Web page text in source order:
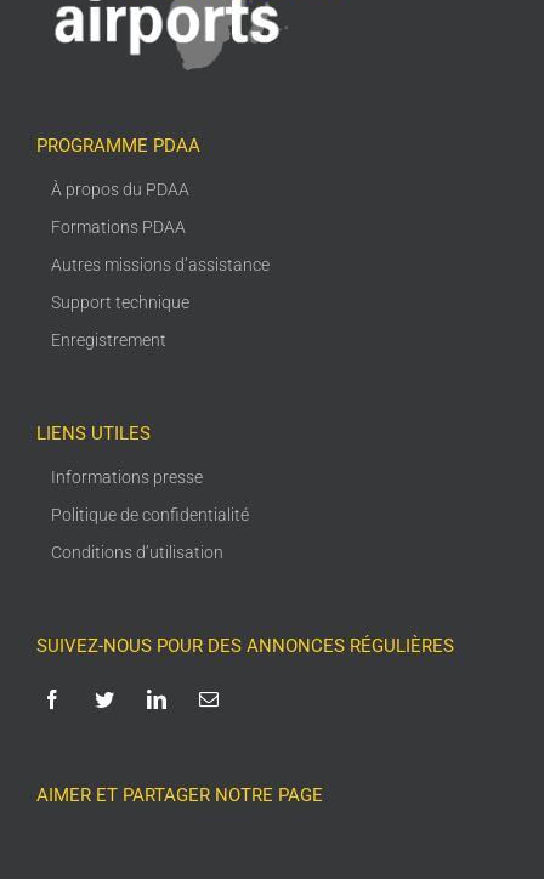
PROGRAMME PDAA
À propos du PDAA
Formations PDAA
Autres missions d’assistance
Support technique
Enregistrement
LIENS UTILES
Informations presse
Politique de confidentialité
Conditions d’utilisation
SUIVEZ-NOUS POUR DES ANNONCES RÉGULIÈRES
AIMER ET PARTAGER NOTRE PAGE